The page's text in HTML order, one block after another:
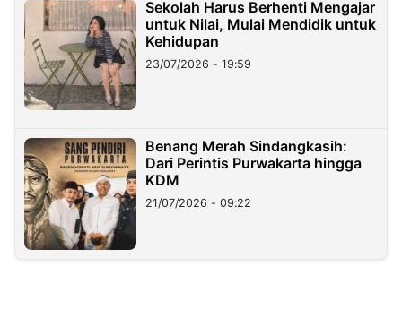
Sekolah Harus Berhenti Mengajar
untuk Nilai, Mulai Mendidik untuk
Kehidupan
23/07/2026 - 19:59
Benang Merah Sindangkasih:
Dari Perintis Purwakarta hingga
KDM
21/07/2026 - 09:22